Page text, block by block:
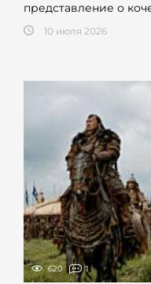
представление о
10 июля 2026
620 1